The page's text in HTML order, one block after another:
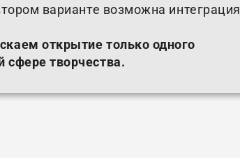
варианте возможна интеграция
открытие только одного
сфере творчества.